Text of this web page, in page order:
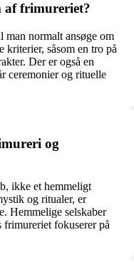
af frimureriet?
man normalt ansøge om
kriterier, såsom en tro på
Der er også en
ceremonier og rituelle
og
ikke et hemmeligt
og ritualer, er
Hemmelige selskaber
frimureriet fokuserer på